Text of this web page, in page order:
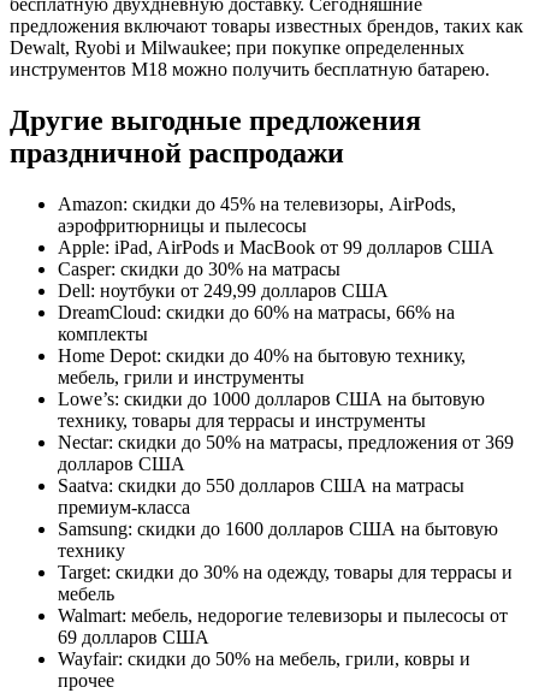
бесплатную двухдневную доставку. Сегодняшние
предложения включают товары известных брендов, таких как
Dewalt, Ryobi и Milwaukee; при покупке определенных
инструментов M18 можно получить бесплатную батарею.
Другие выгодные предложения
праздничной распродажи
Amazon: скидки до 45% на телевизоры, AirPods,
аэрофритюрницы и пылесосы
Apple: iPad, AirPods и MacBook от 99 долларов США
Casper: скидки до 30% на матрасы
Dell: ноутбуки от 249,99 долларов США
DreamCloud: скидки до 60% на матрасы, 66% на
комплекты
Home Depot: скидки до 40% на бытовую технику,
мебель, грили и инструменты
Lowe’s: скидки до 1000 долларов США на бытовую
технику, товары для террасы и инструменты
Nectar: скидки до 50% на матрасы, предложения от 369
долларов США
Saatva: скидки до 550 долларов США на матрасы
премиум-класса
Samsung: скидки до 1600 долларов США на бытовую
технику
Target: скидки до 30% на одежду, товары для террасы и
мебель
Walmart: мебель, недорогие телевизоры и пылесосы от
69 долларов США
Wayfair: скидки до 50% на мебель, грили, ковры и
прочее